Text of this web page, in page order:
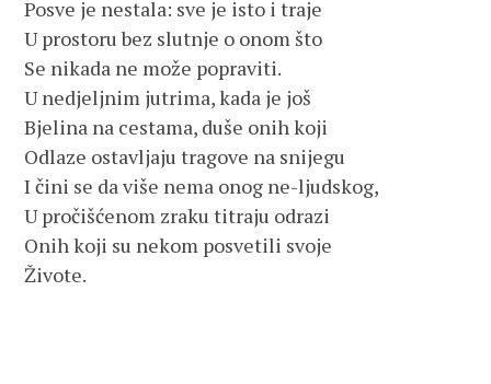
Posve je nestala: sve je isto i traje
U prostoru bez slutnje o onom što
Se nikada ne može popraviti.
U nedjeljnim jutrima, kada je još
Bjelina na cestama, duše onih koji
Odlaze ostavljaju tragove na snijegu
I čini se da više nema onog ne-ljudskog,
U pročišćenom zraku titraju odrazi
Onih koji su nekom posvetili svoje
Živote.